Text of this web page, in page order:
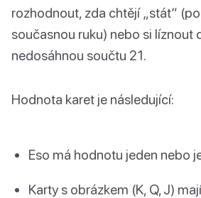
rozhodnout, zda chtějí „stát“
současnou ruku) nebo si líznout
nedosáhnou součtu 21.
Hodnota karet je následující:
Eso má hodnotu jeden nebo
Karty s obrázkem (K, Q, J)